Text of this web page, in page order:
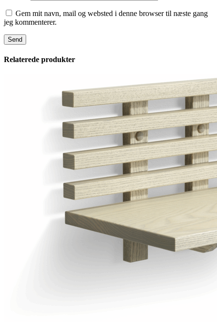
Gem mit navn, mail og websted i denne browser til næste gang
jeg kommenterer.
Relaterede produkter